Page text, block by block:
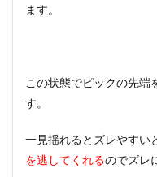
ます。
この状態でピックの先端
す。
一見揺れるとズレやすい
を逃してくれるのでズレ